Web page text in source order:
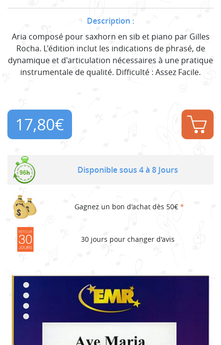
Description :
Aria composé pour saxhorn en sib et piano par Gilles
Rocha. L'édition inclut les indications de phrasé, de
dynamique et d'articulation nécessaires à une pratique
instrumentale de qualité. Difficulté : Assez Facile.
17,80€
Disponible sous 4 à 8 Jours
Gagnez un bon d'achat dès 50€ *
30 jours pour changer d'avis